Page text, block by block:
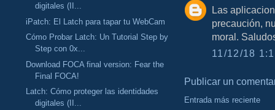
digitales (II...
iPatch: El Latch para tapar tu WebCam
Cómo Probar Latch: Un Tutorial Step by
Step con 0x...
Download FOCA final version: Fear the
Final FOCA!
Latch: Cómo proteger las identidades
digitales (II...
Las
precaución,
moral.
11/12/18
Publicar un
Entrada más reciente